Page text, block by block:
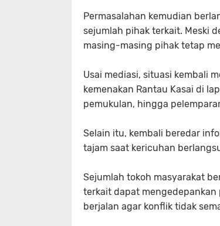
Permasalahan kemudian
sejumlah pihak terkait. Meski
masing-masing pihak tetap
Usai mediasi, situasi kembali
kemenakan Rantau Kasai di
pemukulan, hingga
Selain itu, kembali beredar
tajam saat kericuhan
Sejumlah tokoh masyarakat
terkait dapat mengedepankan
berjalan agar konflik tidak